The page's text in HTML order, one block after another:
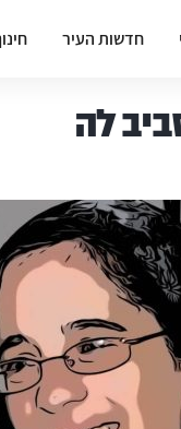
חדשות העיר
לה